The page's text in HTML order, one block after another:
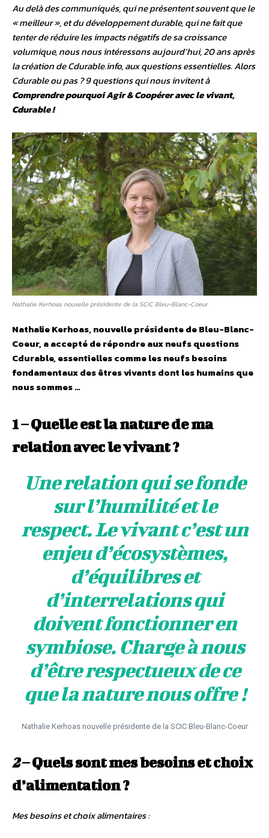
Au delà des communiqués, qui ne présentent souvent que le
« meilleur », et du développement durable, qui ne fait que
tenter de réduire les impacts négatifs de sa croissance
volumique, nous nous intéressons aujourd’hui, 20 ans après
la création de Cdurable.info, aux questions essentielles. Alors
Cdurable ou pas ? 9 questions qui nous invitent à
Comprendre pourquoi Agir & Coopérer avec le vivant,
Cdurable !
Nathalie Kerhoas nouvelle présidente de la SCIC Bleu-Blanc-Coeur
Nathalie Kerhoas, nouvelle présidente de Bleu-Blanc-
Coeur, a accepté de répondre aux neufs questions
Cdurable, essentielles comme les neufs besoins
fondamentaux des êtres vivants dont les humains que
nous sommes …
1 – Quelle est la nature de ma
relation avec le vivant ?
Une relation qui se fonde
sur l’humilité et le
respect. Le vivant c’est un
enjeu d’écosystèmes,
d’équilibres et
d’interrelations qui
doivent fonctionner en
symbiose. Charge à nous
d’être respectueux de ce
que la nature nous offre !
Nathalie Kerhoas nouvelle présidente de la SCIC Bleu-Blanc-Coeur
2– Quels sont mes besoins et choix
d’alimentation ?
Mes besoins et choix alimentaires :